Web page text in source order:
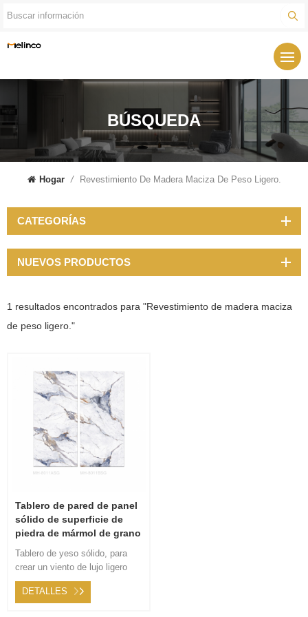
BÚSQUEDA
Hogar / Revestimiento De Madera Maciza De Peso Ligero.
1 resultados encontrados para "Revestimiento de madera maciza
de peso ligero."
Tablero de pared de panel
sólido de superficie de
piedra de mármol de grano
bambú
Tablero de yeso sólido, para
crear un viento de lujo ligero
moderno, sala de estar simple
y decoración de tablero de
DETALLES
CATEGORÍAS
NUEVOS PRODUCTOS